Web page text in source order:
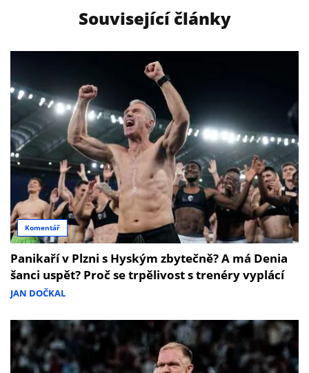
Související články
Komentář
Panikaří v Plzni s Hyským zbytečně? A má Denia
šanci uspět? Proč se trpělivost s trenéry vyplácí
JAN DOČKAL